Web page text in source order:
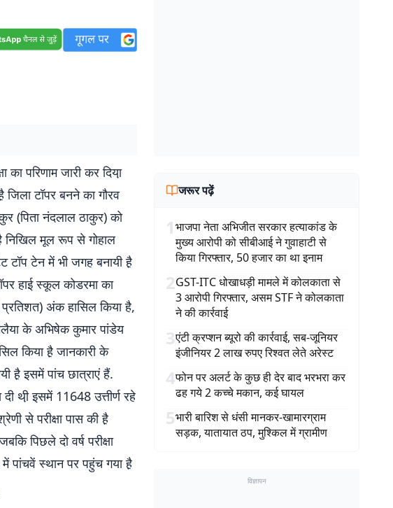
परिणाम जारी कर दिया़
जिला टॉपर बनने का गौरव
(पिता नंदलाल ठाकुर) को
मूल रूप से गोहाल
टॉप टेन में भी जगह बनायी है़
हाई स्कूल कोडरमा का
अंक हासिल किया है,
के अभिषेक कुमार पांडेय
किया है़ जानकारी के
है़ इसमें पांच छात्राएं हैं.
थी़ इसमें 11648 उत्तीर्ण रहे
से परीक्षा पास की है़
पिछले दो वर्ष परीक्षा
में पांचवें स्थान पर पहुंच गया है़
जरूर पढ़ें
1भाजपा नेता अभिजीत सरकार हत्याकांड के
मुख्य आरोपी को सीबीआई ने गुवाहाटी से
किया गिरफ्तार, 50 हजार का था इनाम
2GST-ITC धोखाधड़ी मामले में कोलकाता से
3 आरोपी गिरफ्तार, असम STF ने कोलकाता
ने की कार्रवाई
3एंटी क्रप्शन ब्यूरो की कार्रवाई, सब-जूनियर
इंजीनियर 2 लाख रुपए रिश्वत लेते अरेस्ट
4फोन पर अलर्ट के कुछ ही देर बाद भरभरा कर
ढह गये 2 कच्चे मकान, कई घायल
5भारी बारिश से धंसी मानकर-खामारग्राम
सड़क, यातायात ठप, मुश्किल में ग्रामीण
विज्ञापन